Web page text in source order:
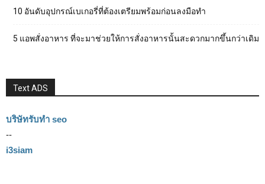
10 อันดับอุปกรณ์เบเกอรี่ที่ต้องเตรียมพร้อมก่อนลงมือทำ
5 แอพสั่งอาหาร ที่จะมาช่วยให้การสั่งอาหารนั้นสะดวกมากขึ้นกว่าเดิม
Text ADS
บริษัทรับทำ seo
--
i3siam